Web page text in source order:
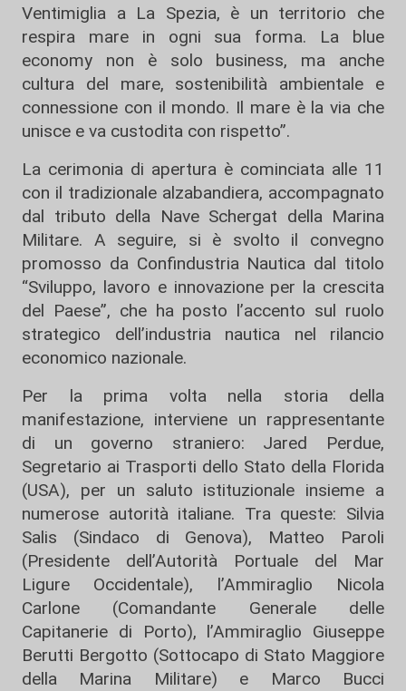
Ventimiglia a La Spezia, è un territorio che
respira mare in ogni sua forma. La blue
economy non è solo business, ma anche
cultura del mare, sostenibilità ambientale e
connessione con il mondo. Il mare è la via che
unisce e va custodita con rispetto”.
La cerimonia di apertura è cominciata alle 11
con il tradizionale alzabandiera, accompagnato
dal tributo della Nave Schergat della Marina
Militare. A seguire, si è svolto il convegno
promosso da Confindustria Nautica dal titolo
“Sviluppo, lavoro e innovazione per la crescita
del Paese”, che ha posto l’accento sul ruolo
strategico dell’industria nautica nel rilancio
economico nazionale.
Per la prima volta nella storia della
manifestazione, interviene un rappresentante
di un governo straniero: Jared Perdue,
Segretario ai Trasporti dello Stato della Florida
(USA), per un saluto istituzionale insieme a
numerose autorità italiane. Tra queste: Silvia
Salis (Sindaco di Genova), Matteo Paroli
(Presidente dell’Autorità Portuale del Mar
Ligure Occidentale), l’Ammiraglio Nicola
Carlone (Comandante Generale delle
Capitanerie di Porto), l’Ammiraglio Giuseppe
Berutti Bergotto (Sottocapo di Stato Maggiore
della Marina Militare) e Marco Bucci